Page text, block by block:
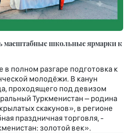
масштабные школьные ярмарки к
в полном разгаре подготовка к
молодёжи. В канун
проходящего под девизом
Туркменистан – родина
скакунов», в регионе
праздничная торговля, -
золотой век».